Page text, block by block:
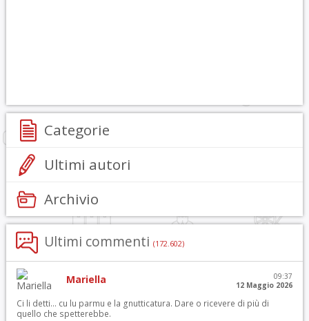
Categorie
Ultimi autori
Archivio
Ultimi commenti (172.602)
Mariella
09:37
12 Maggio 2026
Ci li detti… cu lu parmu e la gnutticatura. Dare o ricevere di più di
quello che spetterebbe.